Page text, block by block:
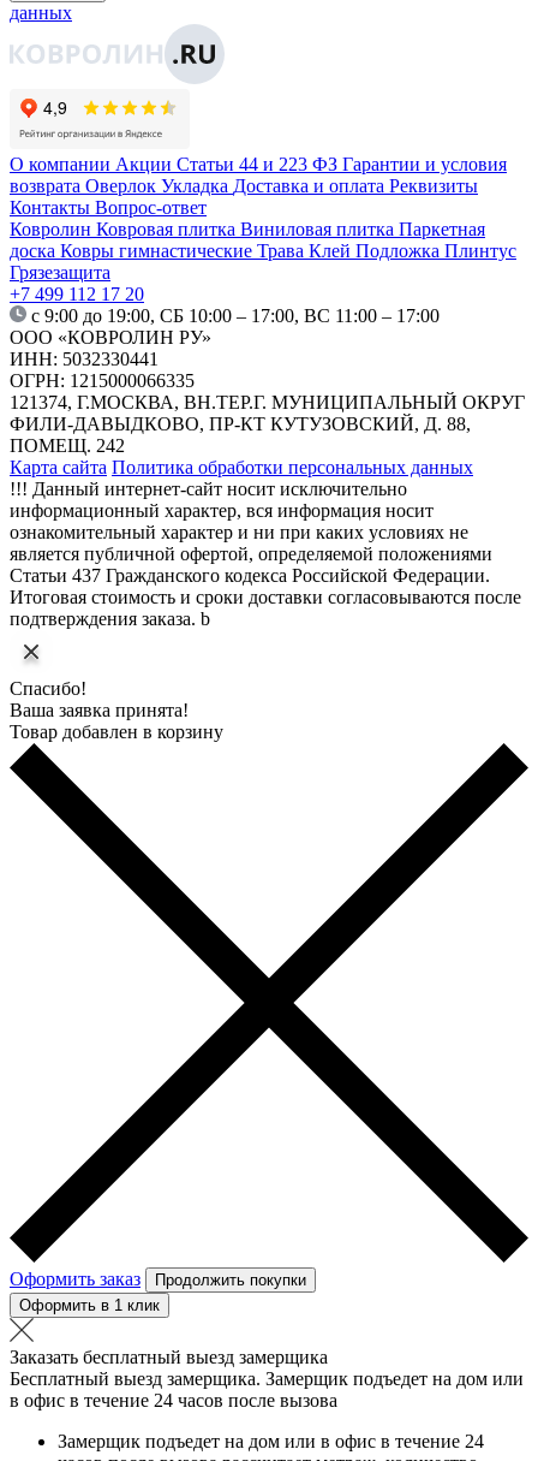
данных
О компании Акции Статьи 44 и 223 ФЗ Гарантии и условия
возврата Оверлок Укладка Доставка и оплата Реквизиты
Контакты Вопрос-ответ
Ковролин Ковровая плитка Виниловая плитка Паркетная
доска Ковры гимнастические Трава Клей Подложка Плинтус
Грязезащита
+7 499 112 17 20
с 9:00 до 19:00, СБ 10:00 – 17:00, ВС 11:00 – 17:00
ООО «КОВРОЛИН РУ»
ИНН: 5032330441
ОГРН: 1215000066335
121374, Г.МОСКВА, ВН.ТЕР.Г. МУНИЦИПАЛЬНЫЙ ОКРУГ
ФИЛИ-ДАВЫДКОВО, ПР-КТ КУТУЗОВСКИЙ, Д. 88,
ПОМЕЩ. 242
Карта сайта Политика обработки персональных данных
!!! Данный интернет-сайт носит исключительно
информационный характер, вся информация носит
ознакомительный характер и ни при каких условиях не
является публичной офертой, определяемой положениями
Статьи 437 Гражданского кодекса Российской Федерации.
Итоговая стоимость и сроки доставки согласовываются после
подтверждения заказа. b
Спасибо!
Ваша заявка принята!
Товар добавлен в корзину
Оформить заказ
Продолжить покупки
Оформить в 1 клик
Заказать бесплатный выезд замерщика
Бесплатный выезд замерщика. Замерщик подъедет на дом или
в офис в течение 24 часов после вызова
Замерщик подъедет на дом или в офис в течение 24